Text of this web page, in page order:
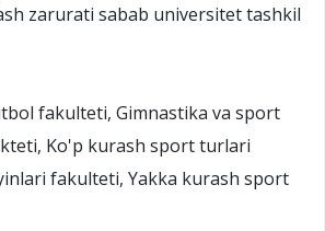
zarurati sabab universitet tashkil
fakulteti, Gimnastika va sport
Ko'p kurash sport turlari
fakulteti, Yakka kurash sport